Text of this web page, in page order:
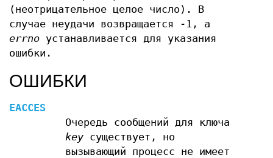
(неотрицательное целое число). В
случае неудачи возвращается -1, а
errno устанавливается для указания
ошибки.
ОШИБКИ
EACCES
Очередь сообщений для ключа
keyсуществует, но
вызывающий процесс не имеет